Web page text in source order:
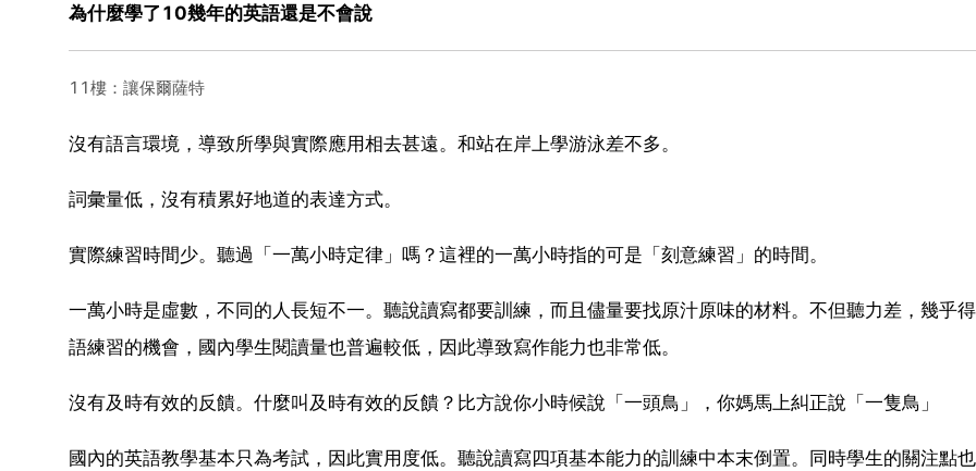
為什麼學了10幾年的英語還是不會說
11樓：讓保爾薩特
沒有語言環境，導致所學與實際應用相去甚遠。和站在岸上學游泳差不多。
詞彙量低，沒有積累好地道的表達方式。
實際練習時間少。聽過「一萬小時定律」嗎？這裡的一萬小時指的可是「刻意練習」的時間。
一萬小時是虛數，不同的人長短不一。聽說讀寫都要訓練，而且儘量要找原汁原味的材料。不但聽力差，幾乎
語練習的機會，國內學生閱讀量也普遍較低，因此導致寫作能力也非常低。
沒有及時有效的反饋。什麼叫及時有效的反饋？比方說你小時候說「一頭鳥」，你媽馬上糾正說「一隻鳥」
國內的英語教學基本只為考試，因此實用度低。聽說讀寫四項基本能力的訓練中本末倒置。同時學生的關注點